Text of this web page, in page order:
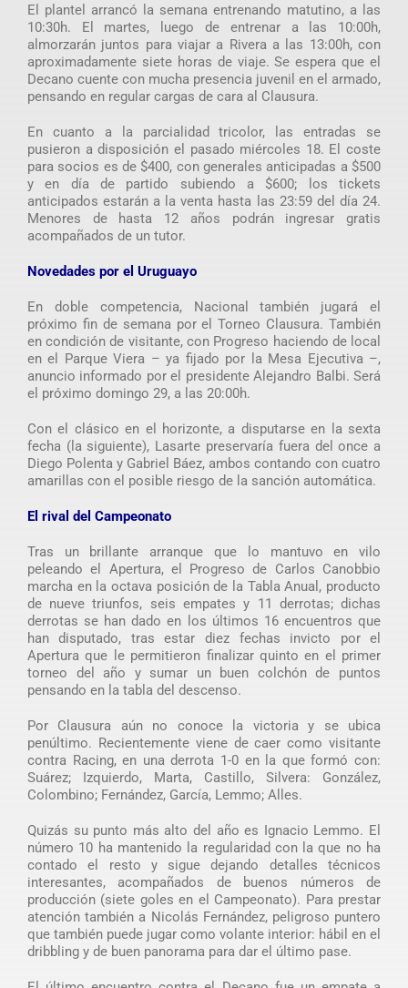
El plantel arrancó la semana entrenando matutino, a las
10:30h. El martes, luego de entrenar a las 10:00h,
almorzarán juntos para viajar a Rivera a las 13:00h, con
aproximadamente siete horas de viaje. Se espera que el
Decano cuente con mucha presencia juvenil en el armado,
pensando en regular cargas de cara al Clausura.
En cuanto a la parcialidad tricolor, las entradas se
pusieron a disposición el pasado miércoles 18. El coste
para socios es de $400, con generales anticipadas a $500
y en día de partido subiendo a $600; los tickets
anticipados estarán a la venta hasta las 23:59 del día 24.
Menores de hasta 12 años podrán ingresar gratis
acompañados de un tutor.
Novedades por el Uruguayo
En doble competencia, Nacional también jugará el
próximo fin de semana por el Torneo Clausura. También
en condición de visitante, con Progreso haciendo de local
en el Parque Viera – ya fijado por la Mesa Ejecutiva –,
anuncio informado por el presidente Alejandro Balbi. Será
el próximo domingo 29, a las 20:00h.
Con el clásico en el horizonte, a disputarse en la sexta
fecha (la siguiente), Lasarte preservaría fuera del once a
Diego Polenta y Gabriel Báez, ambos contando con cuatro
amarillas con el posible riesgo de la sanción automática.
El rival del Campeonato
Tras un brillante arranque que lo mantuvo en vilo
peleando el Apertura, el Progreso de Carlos Canobbio
marcha en la octava posición de la Tabla Anual, producto
de nueve triunfos, seis empates y 11 derrotas; dichas
derrotas se han dado en los últimos 16 encuentros que
han disputado, tras estar diez fechas invicto por el
Apertura que le permitieron finalizar quinto en el primer
torneo del año y sumar un buen colchón de puntos
pensando en la tabla del descenso.
Por Clausura aún no conoce la victoria y se ubica
penúltimo. Recientemente viene de caer como visitante
contra Racing, en una derrota 1-0 en la que formó con:
Suárez; Izquierdo, Marta, Castillo, Silvera: González,
Colombino; Fernández, García, Lemmo; Alles.
Quizás su punto más alto del año es Ignacio Lemmo. El
número 10 ha mantenido la regularidad con la que no ha
contado el resto y sigue dejando detalles técnicos
interesantes, acompañados de buenos números de
producción (siete goles en el Campeonato). Para prestar
atención también a Nicolás Fernández, peligroso puntero
que también puede jugar como volante interior: hábil en el
dribbling y de buen panorama para dar el último pase.